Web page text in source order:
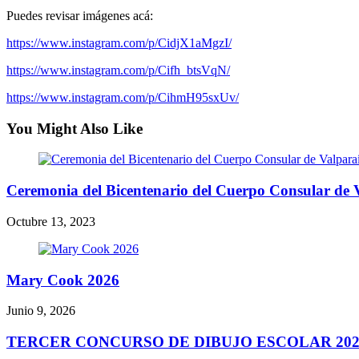
Puedes revisar imágenes acá:
https://www.instagram.com/p/CidjX1aMgzI/
https://www.instagram.com/p/Cifh_btsVqN/
https://www.instagram.com/p/CihmH95sxUv/
You Might Also Like
Ceremonia del Bicentenario del Cuerpo Consular de
Octubre 13, 2023
Mary Cook 2026
Junio 9, 2026
TERCER CONCURSO DE DIBUJO ESCOLAR